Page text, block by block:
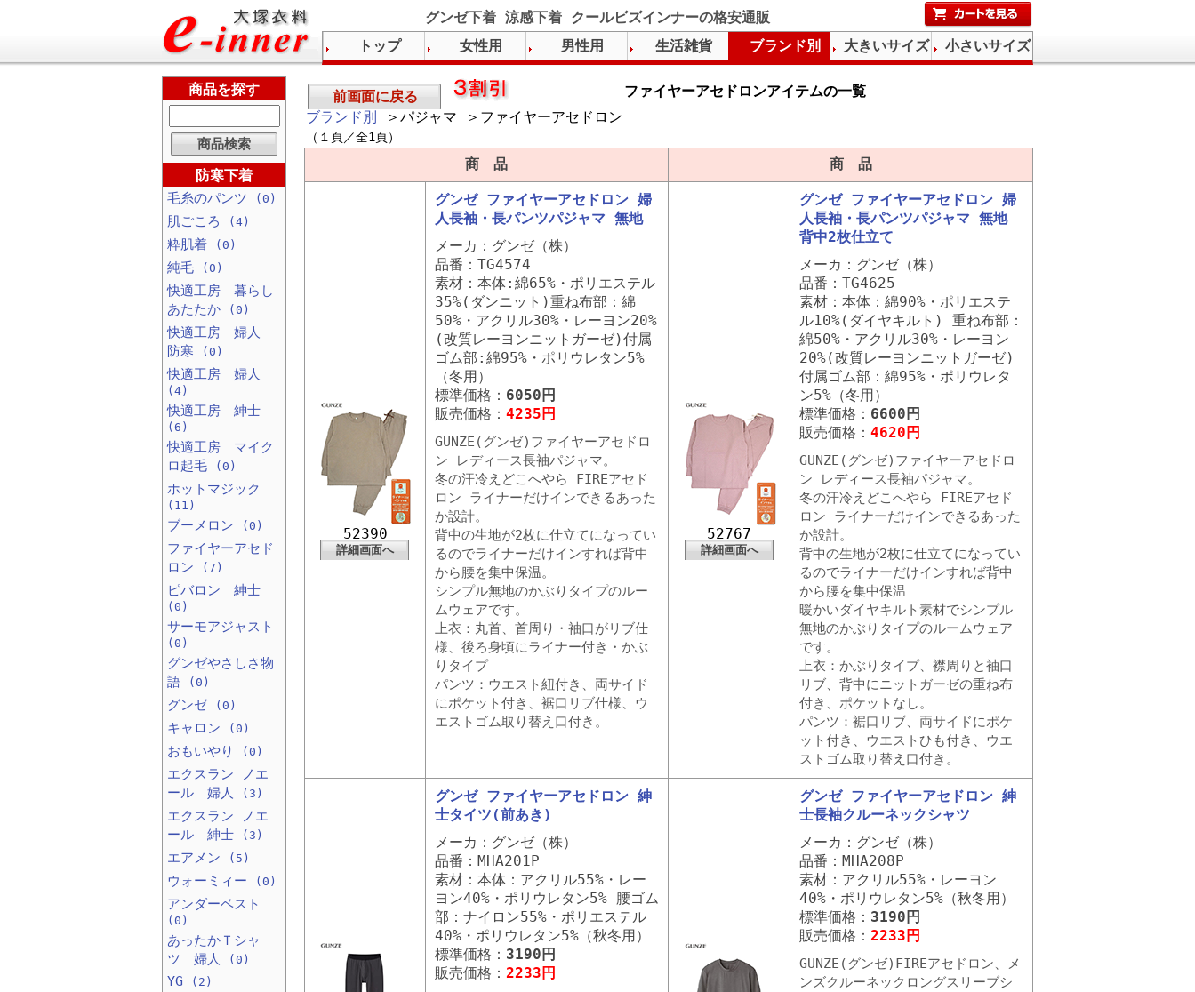
グンゼ下着 涼感下着 クールビズインナーの格安通販
前画面に戻る
ファイヤーアセドロンアイテムの一覧
ブランド別 ＞パジャマ ＞ファイヤーアセドロン
（１頁／全1頁）
商 品 商 品
52390
詳細画面へ
グンゼ ファイヤーアセドロン 婦
人長袖・長パンツパジャマ 無地
メーカ：グンゼ（株）
品番：TG4574
素材：本体:綿65%・ポリエステル
35%(ダンニット)重ね布部：綿
50%・アクリル30%・レーヨン20%
(改質レーヨンニットガーゼ)付属
ゴム部:綿95%・ポリウレタン5%
（冬用）
標準価格： 6050円
販売価格： 4235円
GUNZE(グンゼ)ファイヤーアセドロ
ン レディース長袖パジャマ。
冬の汗冷えどこへやら FIREアセド
ロン ライナーだけインできるあった
か設計。
背中の生地が2枚に仕立てになってい
るのでライナーだけインすれば背中
から腰を集中保温。
シンプル無地のかぶりタイプのルー
ムウェアです。
上衣：丸首、首周り・袖口がリブ仕
様、後ろ身頃にライナー付き・かぶ
りタイプ
パンツ：ウエスト紐付き、両サイド
にポケット付き、裾口リブ仕様、ウ
エストゴム取り替え口付き。
52767
詳細画面へ
グンゼ ファイヤーアセドロン 婦
人長袖・長パンツパジャマ 無地
背中2枚仕立て
メーカ：グンゼ（株）
品番：TG4625
素材：本体：綿90%・ポリエステ
ル10%(ダイヤキルト) 重ね布部：
綿50%・アクリル30%・レーヨン
20%(改質レーヨンニットガーゼ)
付属ゴム部：綿95%・ポリウレタ
ン5%（冬用）
標準価格： 6600円
販売価格： 4620円
GUNZE(グンゼ)ファイヤーアセドロ
ン レディース長袖パジャマ。
冬の汗冷えどこへやら FIREアセド
ロン ライナーだけインできるあった
か設計。
背中の生地が2枚に仕立てになってい
るのでライナーだけインすれば背中
から腰を集中保温
暖かいダイヤキルト素材でシンプル
無地のかぶりタイプのルームウェア
です。
上衣：かぶりタイプ、襟周りと袖口
リブ、背中にニットガーゼの重ね布
付き、ポケットなし。
パンツ：裾口リブ、両サイドにポケ
ット付き、ウエストひも付き、ウエ
ストゴム取り替え口付き。
グンゼ ファイヤーアセドロン 紳
士タイツ(前あき)
メーカ：グンゼ（株）
品番：MHA201P
素材：本体：アクリル55%・レー
ヨン40%・ポリウレタン5% 腰ゴム
部：ナイロン55%・ポリエステル
40%・ポリウレタン5%（秋冬用）
標準価格： 3190円
販売価格： 2233円
グンゼ ファイヤーアセドロン 紳
士長袖クルーネックシャツ
メーカ：グンゼ（株）
品番：MHA208P
素材：アクリル55%・レーヨン
40%・ポリウレタン5%（秋冬用）
標準価格： 3190円
販売価格： 2233円
GUNZE(グンゼ)FIREアセドロン、メ
ンズクルーネックロングスリーブシ
商品を探す
防寒下着
毛糸のパンツ (0)
肌ごころ (4)
粋肌着 (0)
純毛 (0)
快適工房 暮らし
あたたか
(0)
快適工房 婦人
防寒
(0)
快適工房 婦人
(4)
快適工房 紳士
(6)
快適工房 マイク
ロ起毛
(0)
ホットマジック
(11)
ブーメロン (0)
ファイヤーアセド
ロン
(7)
ピバロン 紳士
(0)
サーモアジャスト
(0)
グンゼやさしさ物
語
(0)
グンゼ (0)
キャロン (0)
おもいやり (0)
エクスラン ノエ
ール 婦人
(3)
エクスラン ノエ
ール 紳士
(3)
エアメン (5)
ウォーミィー (0)
アンダーベスト
(0)
あったかＴシャ
ツ 婦人
(0)
YG (2)
トップ 女性用 男性用 生活雑貨 ブランド別 大きいサイズ 小さいサイズ